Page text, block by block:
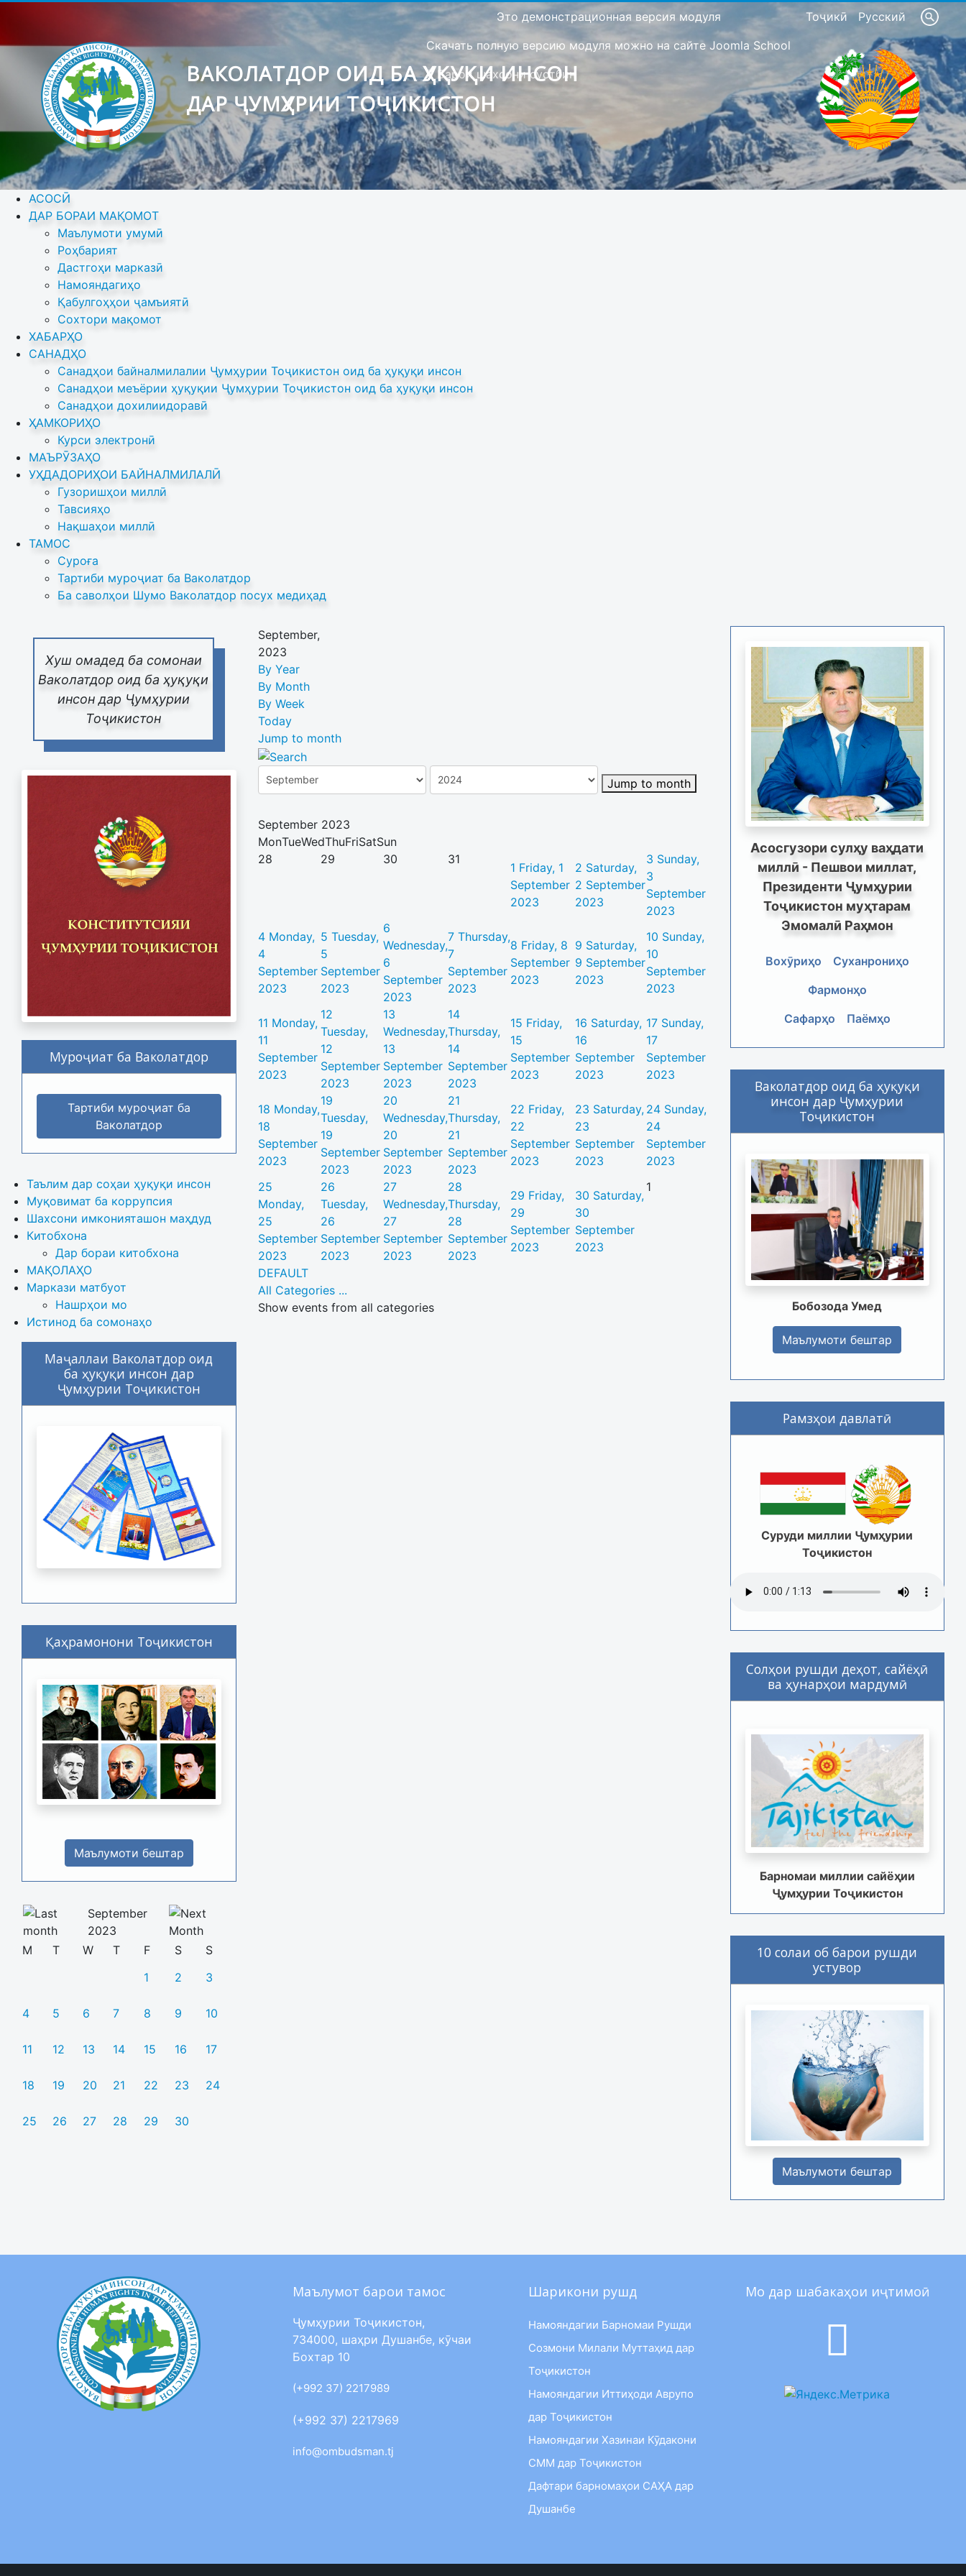
Тоҷикӣ Русский
Это демонстрационная версия модуля
Скачать полную версию модуля можно на сайте Joomla School
Барои шахсони сустбин
ВАКОЛАТДОР ОИД БА ҲУҚУҚИ ИНСОН
ДАР ҶУМҲУРИИ ТОҶИКИСТОН
АСОСӢ
ДАР БОРАИ МАҚОМОТ
Маълумоти умумӣ
Роҳбарият
Дастгоҳи марказӣ
Намояндагиҳо
Қабулгоҳҳои ҷамъиятӣ
Сохтори мақомот
ХАБАРҲО
САНАДҲО
Санадҳои байналмилалии Ҷумҳурии Тоҷикистон оид ба ҳуқуқи инсон
Санадҳои меъёрии ҳуқуқии Ҷумҳурии Тоҷикистон оид ба ҳуқуқи инсон
Санадҳои дохилиидоравӣ
ҲАМКОРИҲО
Курси электронӣ
МАЪРӮЗАҲО
УҲДАДОРИҲОИ БАЙНАЛМИЛАЛӢ
Гузоришҳои миллӣ
Тавсияҳо
Нақшаҳои миллӣ
ТАМОС
Суроға
Тартиби муроҷиат ба Ваколатдор
Ба саволҳои Шумо Ваколатдор посух медиҳад
Хуш омадед ба сомонаи
Ваколатдор оид ба ҳуқуқи
инсон дар Ҷумҳурии
Тоҷикистон
Муроҷиат ба Ваколатдор
Тартиби муроҷиат ба
Ваколатдор
Таълим дар соҳаи ҳуқуқи инсон
Муқовимат ба коррупсия
Шахсони имконияташон маҳдуд
Китобхона
Дар бораи китобхона
МАҚОЛАҲО
Маркази матбуот
Нашрҳои мо
Истинод ба сомонаҳо
Маҷаллаи Ваколатдор оид
ба ҳуқуқи инсон дар
Ҷумҳурии Тоҷикистон
Қаҳрамонони Тоҷикистон
Маълумоти бештар
September
2023
M
T W T F S
S
1
2 3
4 5 6 7 8 9 10
11 12 13 14 15 16 17
18 19 20 21 22 23 24
25 26 27 28 29 30
September,
2023
By Year
By Month
By Week
Today
Jump to month
Jump to month
September 2023
MonTueWedThuFriSatSun
28
29 30 31
1 Friday, 1
September
2023
2 Saturday,
2 September
2023
3 Sunday,
3
September
2023
4 Monday,
4
September
2023
5 Tuesday,
5
September
2023
6
Wednesday,
6
September
2023
7 Thursday,
7
September
2023
8 Friday, 8
September
2023
9 Saturday,
9 September
2023
10 Sunday,
10
September
2023
11 Monday,
11
September
2023
12
Tuesday,
12
September
2023
13
Wednesday,
13
September
2023
14
Thursday,
14
September
2023
15 Friday,
15
September
2023
16 Saturday,
16
September
2023
17 Sunday,
17
September
2023
18 Monday,
18
September
2023
19
Tuesday,
19
September
2023
20
Wednesday,
20
September
2023
21
Thursday,
21
September
2023
22 Friday,
22
September
2023
23 Saturday,
23
September
2023
24 Sunday,
24
September
2023
25
Monday,
25
September
2023
26
Tuesday,
26
September
2023
27
Wednesday,
27
September
2023
28
Thursday,
28
September
2023
29 Friday,
29
September
2023
30 Saturday,
30
September
2023
1
DEFAULT
All Categories ...
Show events from all categories
Асосгузори сулҳу ваҳдати
миллӣ - Пешвои миллат,
Президенти Ҷумҳурии
Тоҷикистон муҳтарам
Эмомалӣ Раҳмон
Вохӯриҳо
Суханрониҳо
Фармонҳо
Сафарҳо
Паёмҳо
Ваколатдор оид ба ҳуқуқи
инсон дар Ҷумҳурии
Тоҷикистон
Бобозода Умед
Маълумоти бештар
Рамзҳои давлатӣ
Суруди миллии Ҷумҳурии
Тоҷикистон
Солҳои рушди деҳот, сайёҳӣ
ва ҳунарҳои мардумӣ
Барномаи миллии сайёҳии
Ҷумҳурии Тоҷикистон
10 солаи об барои рушди
устувор
Маълумоти бештар
Маълумот барои тамос
Ҷумҳурии Тоҷикистон,
734000, шаҳри Душанбе, кӯчаи
Бохтар 10
(+992 37) 2217989
(+992 37) 2217969
info@ombudsman.tj
Шарикони рушд
Намояндагии Барномаи Рушди
Созмони Милали Муттаҳид дар
Тоҷикистон
Намояндагии Иттиҳоди Аврупо
дар Тоҷикистон
Намояндагии Хазинаи Кӯдакони
СММ дар Тоҷикистон
Дафтари барномаҳои САҲА дар
Душанбе
Мо дар шабакаҳои иҷтимоӣ